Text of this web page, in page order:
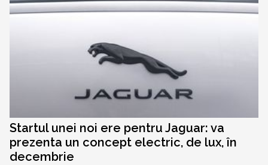
Startul unei noi ere pentru Jaguar: va
prezenta un concept electric, de lux, în
decembrie